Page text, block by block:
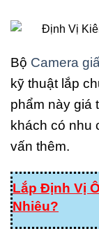
Bộ Camera
kỹ thuật lắp
phẩm này giá
khách có nhu
vấn thêm.
Lắp Định Vị
Nhiêu?